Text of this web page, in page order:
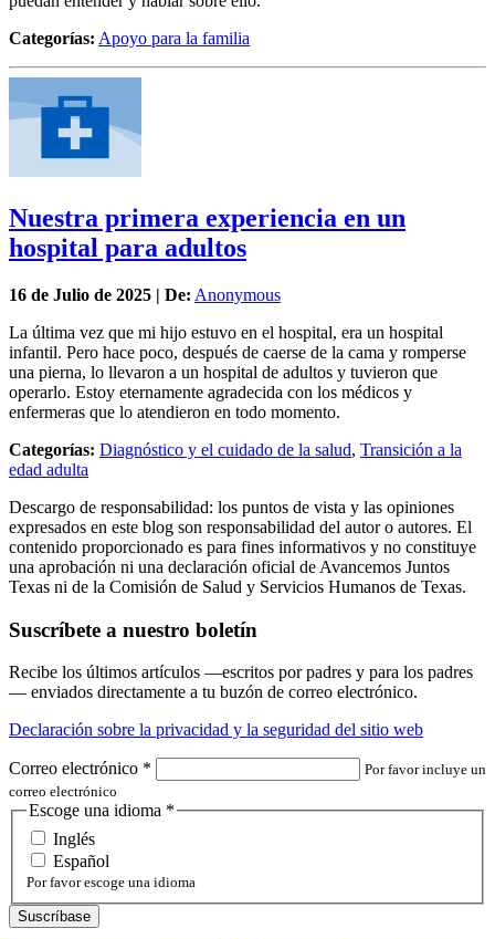
Categorías: Apoyo para la familia
Nuestra primera experiencia en un
hospital para adultos
16 de Julio de 2025 | De: Anonymous
La última vez que mi hijo estuvo en el hospital, era un hospital
infantil. Pero hace poco, después de caerse de la cama y romperse
una pierna, lo llevaron a un hospital de adultos y tuvieron que
operarlo. Estoy eternamente agradecida con los médicos y
enfermeras que lo atendieron en todo momento.
Categorías: Diagnóstico y el cuidado de la salud, Transición a la
edad adulta
Descargo de responsabilidad: los puntos de vista y las opiniones
expresados en este blog son responsabilidad del autor o autores. El
contenido proporcionado es para fines informativos y no constituye
una aprobación ni una declaración oficial de Avancemos Juntos
Texas ni de la Comisión de Salud y Servicios Humanos de Texas.
Suscríbete a nuestro boletín
Recibe los últimos artículos —escritos por padres y para los padres
— enviados directamente a tu buzón de correo electrónico.
Declaración sobre la privacidad y la seguridad del sitio web
Correo electrónico *
Por favor incluye un
correo electrónico
Escoge una idioma *
Inglés
Español
Por favor escoge una idioma